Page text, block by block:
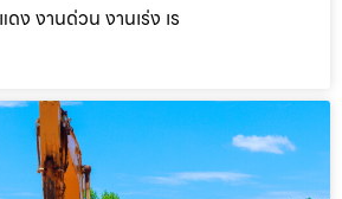
ง งานด่วน งานเร่ง เร